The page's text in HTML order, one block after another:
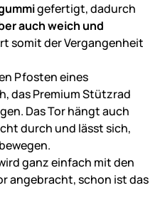
gefertigt, dadurch
auch weich und
somit der Vergangenheit
Pfosten eines
das Premium Stützrad
Das Tor hängt auch
durch und lässt sich,
ganz einfach mit den
angebracht, schon ist das